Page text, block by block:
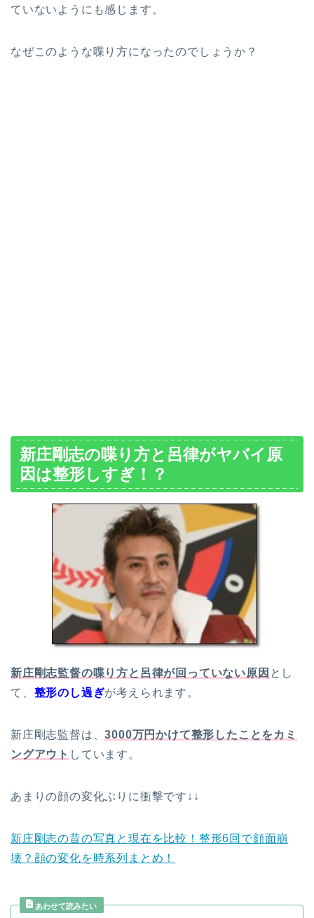
ていないようにも感じます。
なぜこのような喋り方になったのでしょうか？
新庄剛志の喋り方と呂律がヤバイ原
因は整形しすぎ！？
新庄剛志監督の喋り方と呂律が回っていない原因 とし
て、 整形のし過ぎが考えられます。
新庄剛志監督は、3000万円かけて整形したことをカミ
ングアウト しています。
あまりの顔の変化ぶりに衝撃です↓↓
新庄剛志の昔の写真と現在を比較！整形6回で顔面崩
壊？顔の変化を時系列まとめ！